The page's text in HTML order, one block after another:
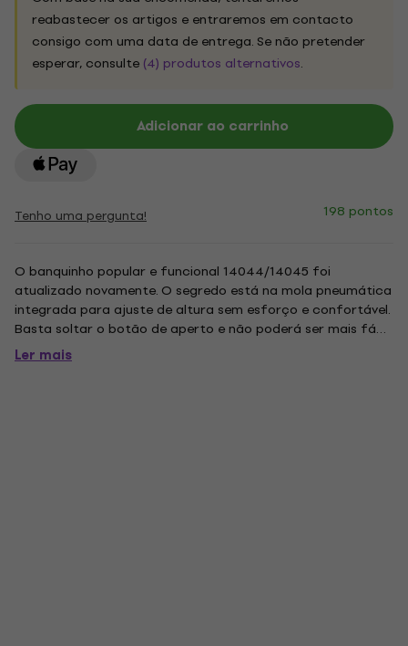
reabastecer os artigos e entraremos em contacto
consigo com uma data de entrega. Se não pretender
esperar, consulte (4) produtos alternativos.
Adicionar ao carrinho
Tenho uma pergunta! 198 pontos
O banquinho popular e funcional 14044/14045 foi
atualizado novamente. O segredo está na mola pneumática
integrada para ajuste de altura sem esforço e confortável.
Basta soltar o botão de aperto e não poderá ser mais fácil
ajustar a altura. - Dimensões do assento: 38 x 35 cm - Apoio
para os pés ajustável - Altura: de 60 a 90 cm - Peso: 8,36 kg
Ler mais